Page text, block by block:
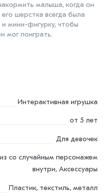
малыша, когда он
шерстка всегда была
и мини-фигурку, чтобы
мог поиграть.
Интерактивная игрушка
от 5 лет
Для девочек
со случайным персонажем
внутри, Аксессуары
Пластик, текстиль, металл